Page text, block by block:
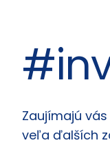
Články
Zaujímajú